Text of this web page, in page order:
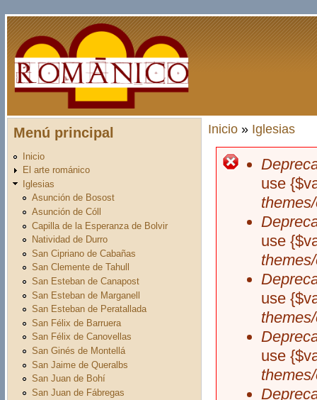
Pasar al contenido principal
Menú principal
Inicio
El arte románico
Iglesias
Asunción de Bosost
Asunción de Cóll
Capilla de la Esperanza de Bolvir
Natividad de Durro
San Cipriano de Cabañas
San Clemente de Tahull
San Esteban de Canapost
San Esteban de Marganell
San Esteban de Peratallada
San Félix de Barruera
San Félix de Canovellas
San Ginés de Montellá
San Jaime de Queralbs
San Juan de Bohí
San Juan de Fábregas
Usted está aquí
Inicio» Iglesias
Mensaje
use
use
use
use